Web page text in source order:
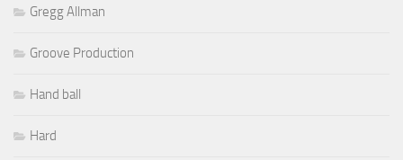
Gregg Allman
Groove Production
Hand ball
Hard